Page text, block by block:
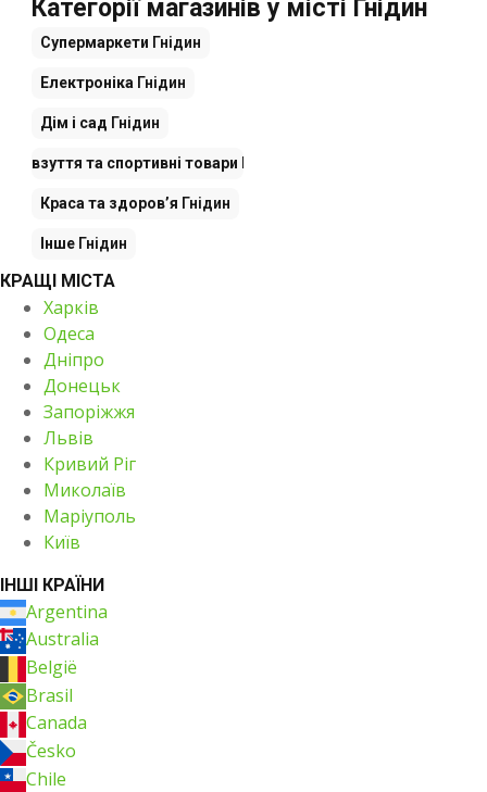
Категорії магазинів у місті Гнідин
Супермаркети Гнідин
Електроніка Гнідин
Дім і сад Гнідин
взуття та спортивні товари Гнідин
Краса та здоров’я Гнідин
Інше Гнідин
КРАЩІ МІСТА
Харків
Одеса
Дніпро
Донецьк
Запоріжжя
Львів
Кривий Ріг
Миколаїв
Маріуполь
Київ
ІНШІ КРАЇНИ
Argentina
Australia
België
Brasil
Canada
Česko
Chile